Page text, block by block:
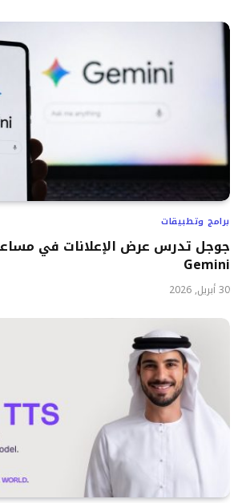
برامج وتطبيقات
جوجل تدرس عرض الإعلانات في
Gemini
30 أبريل, 2026